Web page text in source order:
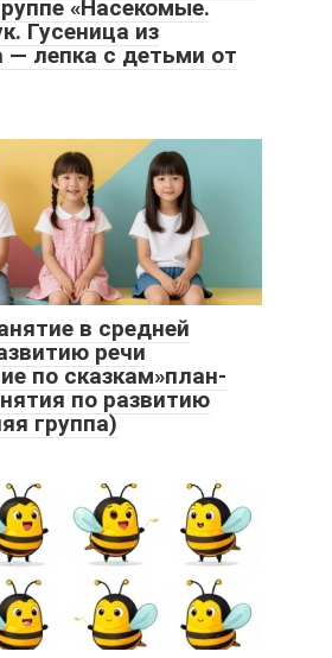
«Насекомые.
Гусеница из
— лепка с детьми от
в средней
речи
по сказкам»план-
по развитию
группа)